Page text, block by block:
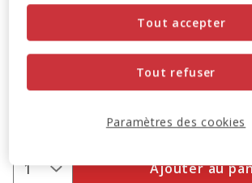
Promotion disponible
-10% sur votre première commande* avec
Animalis. Offre non cumulable aux autres
cours. Voir conditions
Ajouter au
Tout refuser
Tout accepter
Paramètres des cookies